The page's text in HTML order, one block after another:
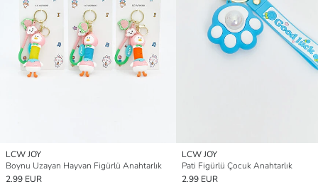
LCW JOY
Boynu Uzayan Hayvan Figürlü Anahtarlık
2.99 EUR
LCW JOY
Pati Figürlü Çocuk Anahtarlık
2.99 EUR